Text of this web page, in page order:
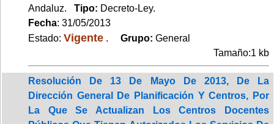
Andaluz. Tipo: Decreto-Ley.
Fecha: 31/05/2013
Estado: Vigente . Grupo: General
Tamaño:1 kb
Resolución De 13 De Mayo De 2013, De La
Dirección General De Planificación Y Centros, Por
La Que Se Actualizan Los Centros Docentes